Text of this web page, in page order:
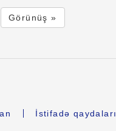
Görünüş »
İstifadə qaydaları